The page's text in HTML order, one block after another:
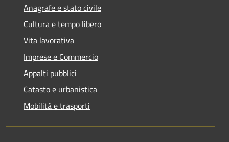
Anagrafe e stato civile
Cultura e tempo libero
Vita lavorativa
Imprese e Commercio
Appalti pubblici
Catasto e urbanistica
Mobilità e trasporti